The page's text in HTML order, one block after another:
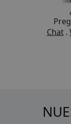
Chat.